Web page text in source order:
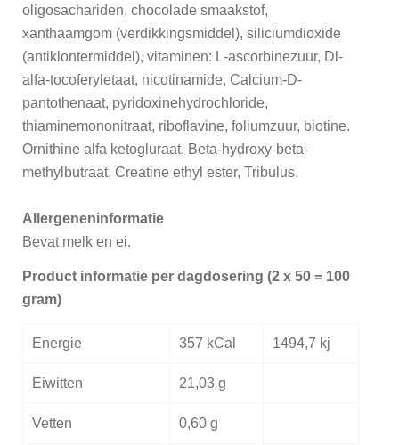
oligosachariden, chocolade smaakstof,
xanthaamgom (verdikkingsmiddel), siliciumdioxide
(antiklontermiddel), vitaminen: L-ascorbinezuur, Dl-
alfa-tocoferyletaat, nicotinamide, Calcium-D-
pantothenaat, pyridoxinehydrochloride,
thiaminemononitraat, riboflavine, foliumzuur, biotine.
Ornithine alfa ketogluraat, Beta-hydroxy-beta-
methylbutraat, Creatine ethyl ester, Tribulus.
Allergeneninformatie
Bevat melk en ei.
Product informatie per dagdosering (2 x 50 = 100
gram)
Energie 357 kCal 1494,7 kj
Eiwitten 21,03 g
Vetten 0,60 g